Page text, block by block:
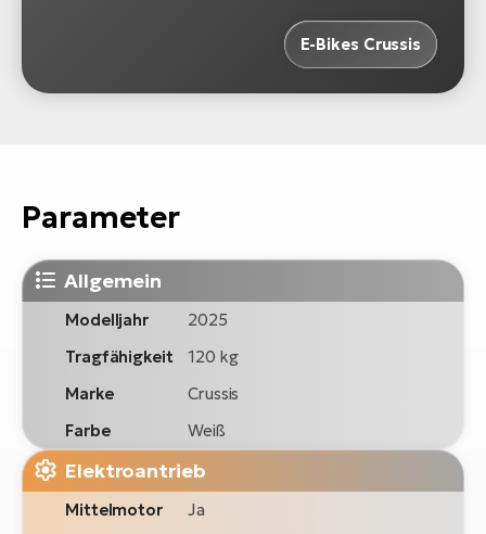
E-Bikes Crussis
Parameter
Allgemein
Modelljahr
2025
Tragfähigkeit
120 kg
Marke
Crussis
Farbe
Weiß
Elektroantrieb
Mittelmotor
Ja